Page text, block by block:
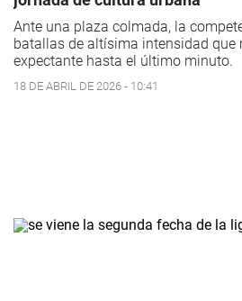
Ante una plaza colmada, la
batallas de altísima intensidad
expectante hasta el último minuto.
18 DE ABRIL DE 2026 - 10:41